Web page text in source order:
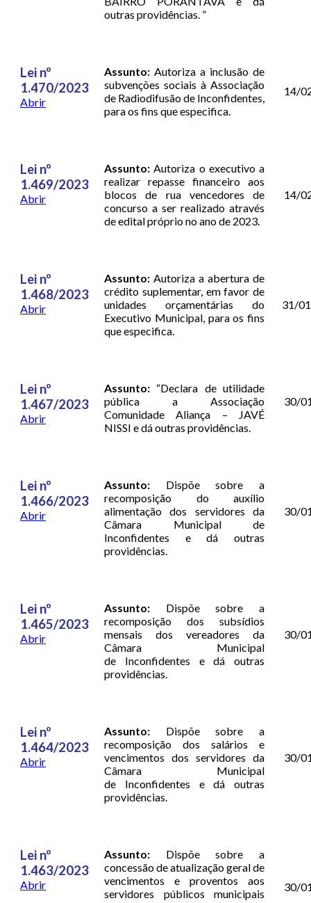
outras providências. ”
Lei nº
1.470/2023
Abrir
Assunto: Autoriza a inclusão de
subvenções sociais à Associação
de Radiodifusão de Inconfidentes,
para os fins que especifica.
14/
Lei nº
1.469/2023
Abrir
Assunto: Autoriza o executivo a
realizar repasse financeiro aos
blocos de rua vencedores de
concurso a ser realizado através
de edital próprio no ano de 2023.
14/
Lei nº
1.468/2023
Abrir
Assunto: Autoriza a abertura de
crédito suplementar, em favor de
unidades orçamentárias do
Executivo Municipal, para os fins
que especifica.
31/
Lei nº
1.467/2023
Abrir
Assunto: “Declara de utilidade
pública a Associação
Comunidade Aliança – JAVÉ
NISSI e dá outras providências.
30/
Lei nº
1.466/2023
Abrir
Assunto: Dispõe sobre a
recomposição do auxílio
alimentação dos servidores da
Câmara Municipal de
Inconfidentes e dá outras
providências.
30/
Lei nº
1.465/2023
Abrir
Assunto: Dispõe sobre a
recomposição dos subsídios
mensais dos vereadores da
Câmara Municipal
de Inconfidentes e dá outras
providências.
30/
Lei nº
1.464/2023
Abrir
Assunto: Dispõe sobre a
recomposição dos salários e
vencimentos dos servidores da
Câmara Municipal
de Inconfidentes e dá outras
providências.
30/
Lei nº
1.463/2023
Abrir
Assunto: Dispõe sobre a
concessão de atualização geral de
vencimentos e proventos aos
servidores públicos municipais
30/